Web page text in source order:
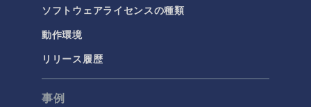
バッテリデザイン
化学反応工学
燃料電池＆電解槽
腐食＆防食
ソフトウェアライセンスの種類
動作環境
リリース履歴
事例